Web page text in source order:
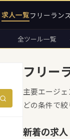
求人一覧フリーラン
全ツール一覧
フリー
主要エージ
どの条件で
新着の求